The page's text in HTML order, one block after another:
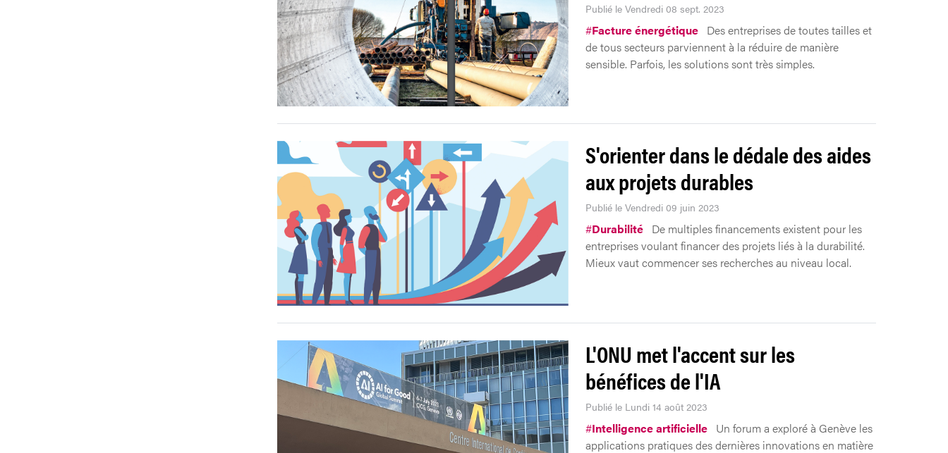
Publié le Vendredi 08 sept. 2023
#Facture énergétique Des entreprises de toutes tailles et
de tous secteurs parviennent à la réduire de manière
sensible. Parfois, les solutions sont très simples.
S'orienter dans le dédale des aides
aux projets durables
Publié le Vendredi 09 juin 2023
#Durabilité De multiples financements existent pour les
entreprises voulant financer des projets liés à la durabilité.
Mieux vaut commencer ses recherches au niveau local.
L'ONU met l'accent sur les
bénéfices de l'IA
Publié le Lundi 14 août 2023
#Intelligence artificielle Un forum a exploré à Genève les
applications pratiques des dernières innovations en matière